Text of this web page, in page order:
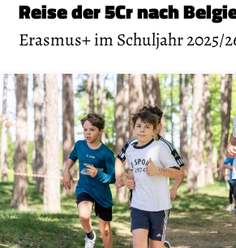
Reise der 5Cr nach
Erasmus+ im Schuljahr 2025/